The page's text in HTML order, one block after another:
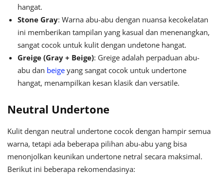
hangat.
Stone Gray: Warna abu-abu dengan nuansa kecokelatan
ini memberikan tampilan yang kasual dan menenangkan,
sangat cocok untuk kulit dengan undetone hangat.
Greige (Gray + Beige): Greige adalah perpaduan abu-
abu dan beige yang sangat cocok untuk undertone
hangat, menampilkan kesan klasik dan versatile.
Neutral Undertone
Kulit dengan neutral undertone cocok dengan hampir semua
warna, tetapi ada beberapa pilihan abu-abu yang bisa
menonjolkan keunikan undertone netral secara maksimal.
Berikut ini beberapa rekomendasinya: